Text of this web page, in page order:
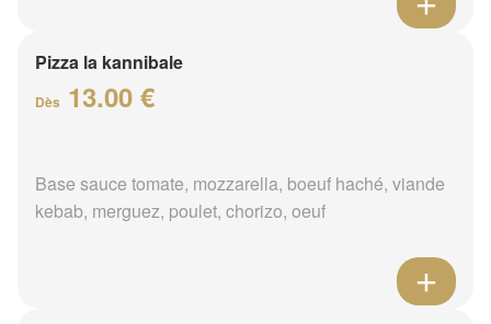
Pizza la kannibale
Dès 13.00 €
Base sauce tomate, mozzarella, boeuf haché, viande
kebab, merguez, poulet, chorizo, oeuf